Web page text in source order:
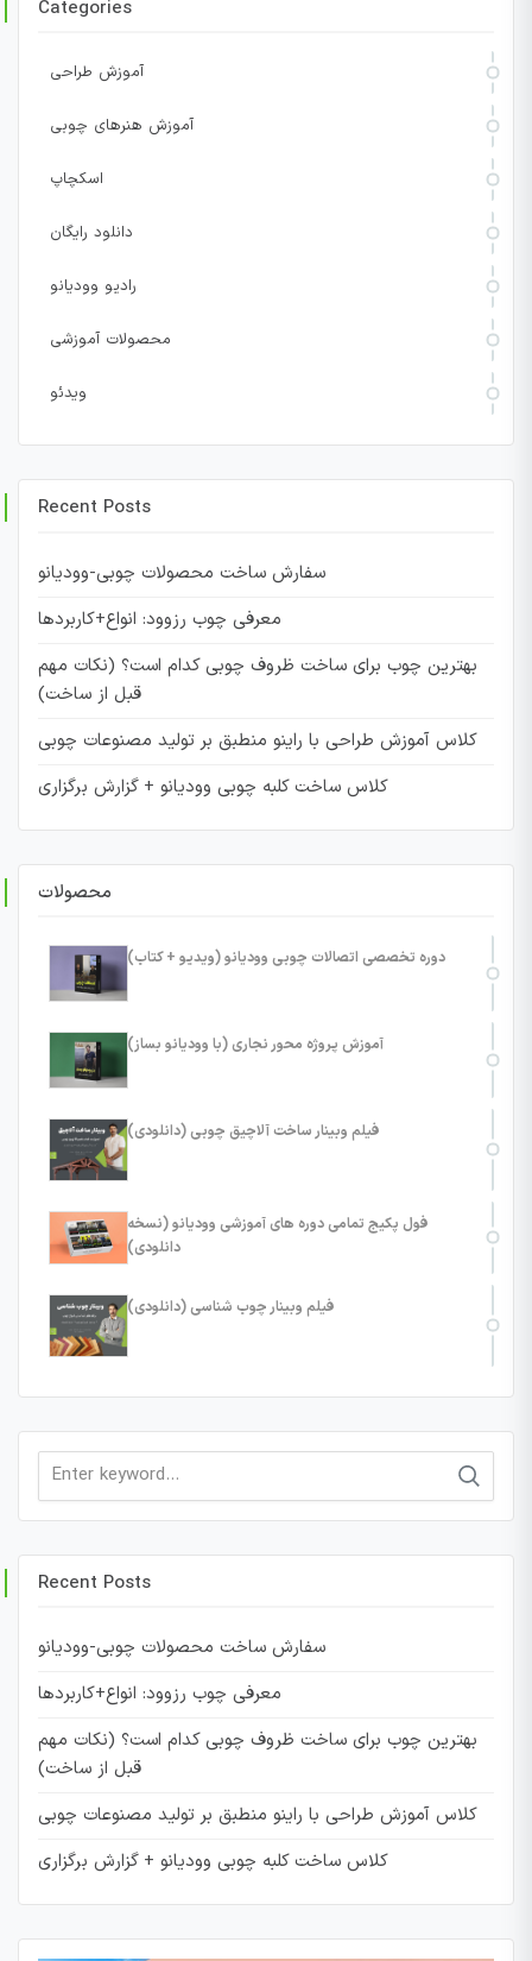
Categories
آموزش طراحی
آموزش هنرهای چوبی
اسکچاپ
دانلود رایگان
رادیو وودیانو
محصولات آموزشی
ویدئو
Recent Posts
سفارش ساخت محصولات چوبی-وودیانو
معرفی چوب رزوود: انواع+کاربردها
بهترین چوب برای ساخت ظروف چوبی کدام است؟ (نکات مهم
قبل از ساخت)
کلاس آموزش طراحی با راینو منطبق بر تولید مصنوعات چوبی
کلاس ساخت کلبه چوبی وودیانو + گزارش برگزاری
محصولات
دوره تخصصی اتصالات چوبی وودیانو (ویدیو + کتاب)
آموزش پروژه محور نجاری (با وودیانو بساز)
فیلم وبینار ساخت آلاچیق چوبی (دانلودی)
فول پکیج تمامی دوره های آموزشی وودیانو (نسخه
دانلودی)
فیلم وبینار چوب شناسی (دانلودی)
Search
Recent Posts
سفارش ساخت محصولات چوبی-وودیانو
معرفی چوب رزوود: انواع+کاربردها
بهترین چوب برای ساخت ظروف چوبی کدام است؟ (نکات مهم
قبل از ساخت)
کلاس آموزش طراحی با راینو منطبق بر تولید مصنوعات چوبی
کلاس ساخت کلبه چوبی وودیانو + گزارش برگزاری